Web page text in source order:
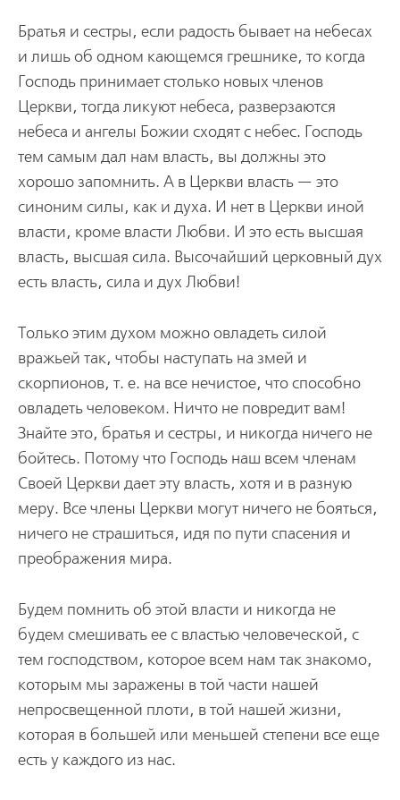
Братья и сестры, если радость бывает на небесах
и лишь об одном кающемся грешнике, то когда
Господь принимает столько новых членов
Церкви, тогда ликуют небеса, разверзаются
небеса и ангелы Божии сходят с небес. Господь
тем самым дал нам власть, вы должны это
хорошо запомнить. А в Церкви власть — это
синоним силы, как и духа. И нет в Церкви иной
власти, кроме власти Любви. И это есть высшая
власть, высшая сила. Высочайший церковный дух
есть власть, сила и дух Любви!
Только этим духом можно овладеть силой
вражьей так, чтобы наступать на змей и
скорпионов, т. е. на все нечистое, что способно
овладеть человеком. Ничто не повредит вам!
Знайте это, братья и сестры, и никогда ничего не
бойтесь. Потому что Господь наш всем членам
Своей Церкви дает эту власть, хотя и в разную
меру. Все члены Церкви могут ничего не бояться,
ничего не страшиться, идя по пути спасения и
преображения мира.
Будем помнить об этой власти и никогда не
будем смешивать ее с властью человеческой, с
тем господством, которое всем нам так знакомо,
которым мы заражены в той части нашей
непросвещенной плоти, в той нашей жизни,
которая в большей или меньшей степени все еще
есть у каждого из нас.